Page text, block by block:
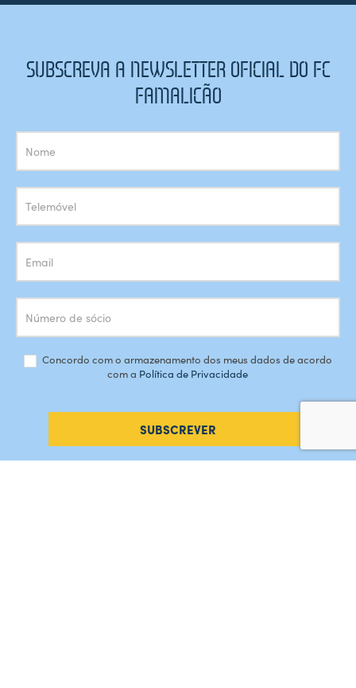
SUBSCREVA A NEWSLETTER OFICIAL DO FC
FAMALICÃO
Subscrição
Newsletter
Concordo com o armazenamento dos meus dados de acordo
com a Política de Privacidade
SUBSCREVER